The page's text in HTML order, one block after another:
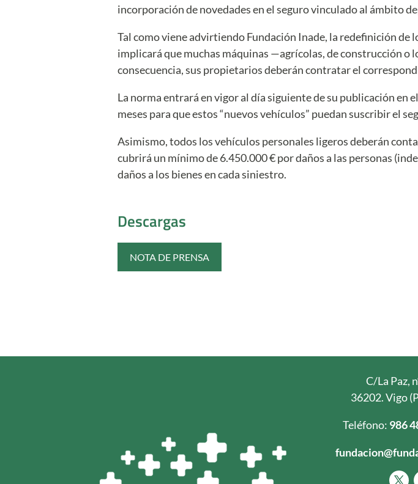
incorporación de novedades en el seguro vinculado al ámbito
Tal como viene advirtiendo Fundación Inade, la redefinición de
implicará que muchas máquinas —agrícolas, de construcción o
consecuencia, sus propietarios deberán contratar el
La norma entrará en vigor al día siguiente de su publicación en
meses para que estos “nuevos vehículos” puedan suscribir el
Asimismo, todos los vehículos personales ligeros deberán
cubrirá un mínimo de 6.450.000 € por daños a las personas
daños a los bienes en cada siniestro.
Descargas
NOTA DE PRENSA
C/La Paz,
36202. Vigo
Teléfono: 986